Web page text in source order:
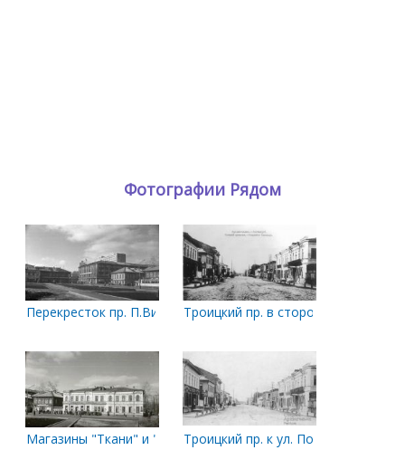
Фотографии Рядом
Перекресток пр. П.Виноградова и ул. Поморской. Май 1977
Троицкий пр. в сторону ул.
Магазины "Ткани" и "Фрукты, овощи". Май 1977 год
Троицкий пр. к ул. Поморской.